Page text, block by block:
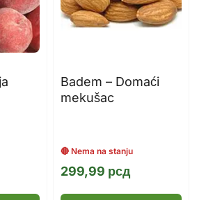
Badem – Domaći
mekušac
299,99 рсд